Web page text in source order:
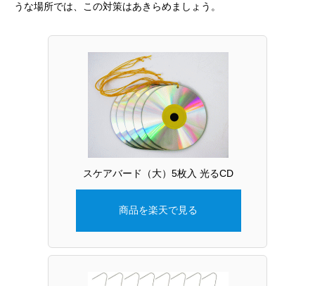
うな場所では、この対策はあきらめましょう。
スケアバード（大）5枚入 光るCD
商品を楽天で見る